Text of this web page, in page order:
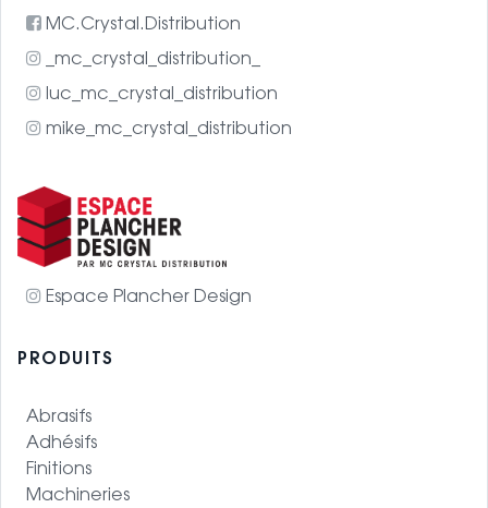
MC.Crystal.Distribution
_mc_crystal_distribution_
luc_mc_crystal_distribution
mike_mc_crystal_distribution
Espace Plancher Design
PRODUITS
Abrasifs
Adhésifs
Finitions
Machineries